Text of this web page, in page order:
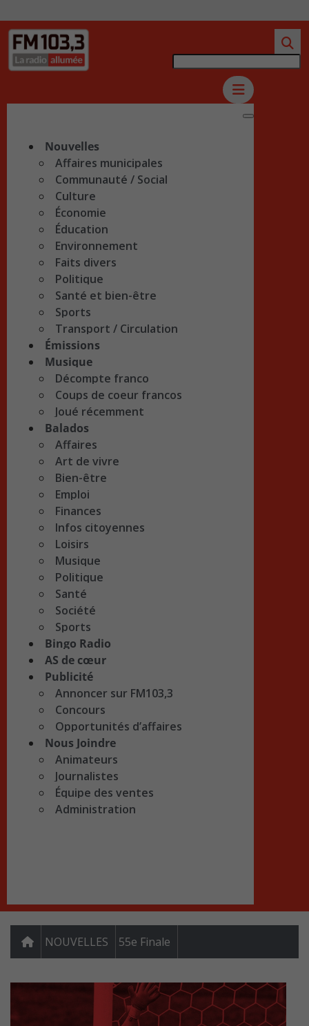
Nouvelles
Affaires municipales
Communauté / Social
Culture
Économie
Éducation
Environnement
Faits divers
Politique
Santé et bien-être
Sports
Transport / Circulation
Émissions
Musique
Décompte franco
Coups de coeur francos
Joué récemment
Balados
Affaires
Art de vivre
Bien-être
Emploi
Finances
Infos citoyennes
Loisirs
Musique
Politique
Santé
Société
Sports
Bingo Radio
AS de cœur
Publicité
Annoncer sur FM103,3
Concours
Opportunités d’affaires
Nous Joindre
Animateurs
Journalistes
Équipe des ventes
Administration
NOUVELLES 55e Finale